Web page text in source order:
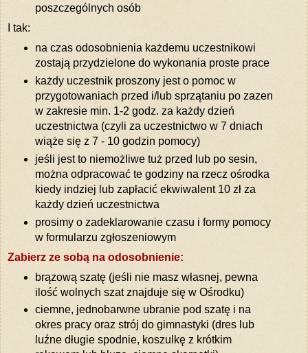
poszczególnych osób
I tak:
na czas odosobnienia każdemu uczestnikowi
zostają przydzielone do wykonania proste prace
każdy uczestnik proszony jest o pomoc w
przygotowaniach przed i/lub sprzątaniu po zazen
w zakresie min. 1-2 godz. za każdy dzień
uczestnictwa (czyli za uczestnictwo w 7 dniach
wiąże się z 7 - 10 godzin pomocy)
jeśli jest to niemożliwe tuż przed lub po sesin,
można odpracować te godziny na rzecz ośrodka
kiedy indziej lub zapłacić ekwiwalent 10 zł za
każdy dzień uczestnictwa
prosimy o zadeklarowanie czasu i formy pomocy
w formularzu zgłoszeniowym
Zabierz ze sobą na odosobnienie:
brązową szatę (jeśli nie masz własnej, pewna
ilość wolnych szat znajduje się w Ośrodku)
ciemne, jednobarwne ubranie pod szatę i na
okres pracy oraz strój do gimnastyki (dres lub
luźne długie spodnie, koszulkę z krótkim